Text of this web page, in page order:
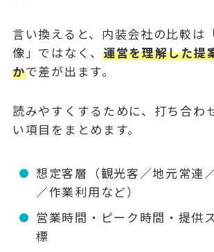
言い換えると、内装会社の比較は
像」ではなく、 運営を理解した提
かで差が出ます。
読みやすくするために、打ち合わ
い項目をまとめます。
想定客層（観光客／地元常連
／作業利用など）
営業時間・ピーク時間・提供
標